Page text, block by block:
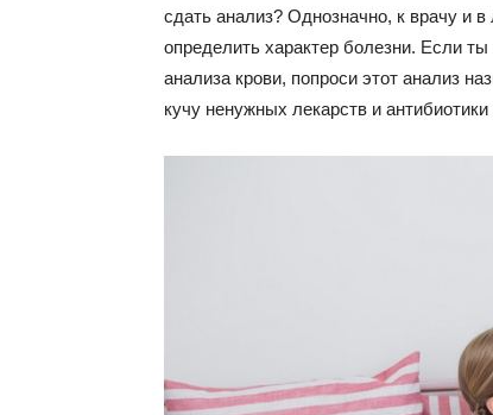
сдать анализ? Однозначно, к врачу и
определить характер болезни. Если
анализа крови, попроси этот анализ
кучу ненужных лекарств и антибиотики